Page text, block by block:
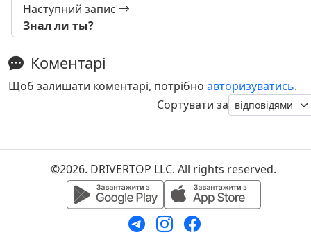
Наступний запис
Знал ли ты?
Коментарі
Щоб залишати коментарі, потрібно авторизуватись.
Сортувати за
©2026. DRIVERTOP LLC. All rights reserved.